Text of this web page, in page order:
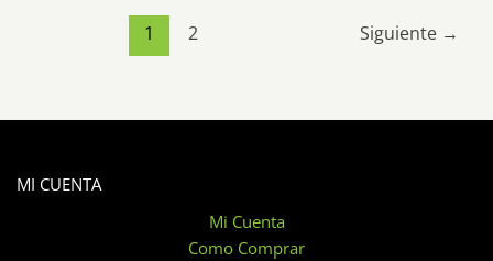
1 2 Siguiente →
MI CUENTA
Mi Cuenta
Como Comprar